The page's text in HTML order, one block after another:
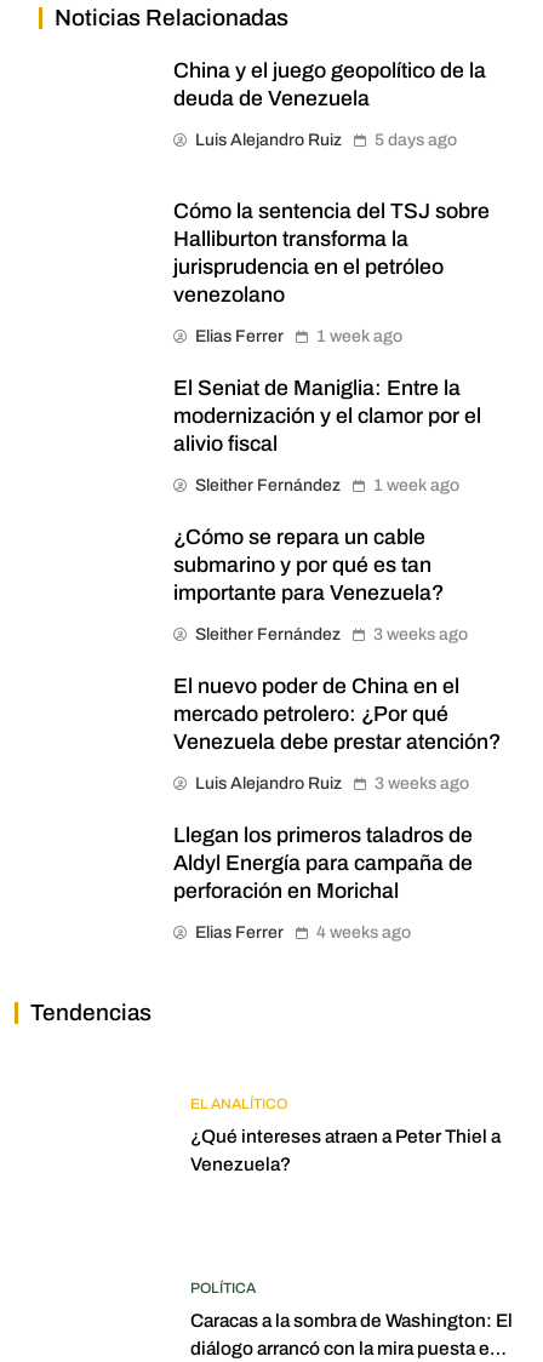
Noticias Relacionadas
China y el juego geopolítico de la
deuda de Venezuela
Luis Alejandro Ruiz 5 days ago
Cómo la sentencia del TSJ sobre
Halliburton transforma la
jurisprudencia en el petróleo
venezolano
Elias Ferrer 1 week ago
El Seniat de Maniglia: Entre la
modernización y el clamor por el
alivio fiscal
Sleither Fernández 1 week ago
¿Cómo se repara un cable
submarino y por qué es tan
importante para Venezuela?
Sleither Fernández 3 weeks ago
El nuevo poder de China en el
mercado petrolero: ¿Por qué
Venezuela debe prestar atención?
Luis Alejandro Ruiz 3 weeks ago
Llegan los primeros taladros de
Aldyl Energía para campaña de
perforación en Morichal
Elias Ferrer 4 weeks ago
Tendencias
EL ANALÍTICO
¿Qué intereses atraen a Peter Thiel a
Venezuela?
POLÍTICA
Caracas a la sombra de Washington: El
diálogo arrancó con la mira puesta en